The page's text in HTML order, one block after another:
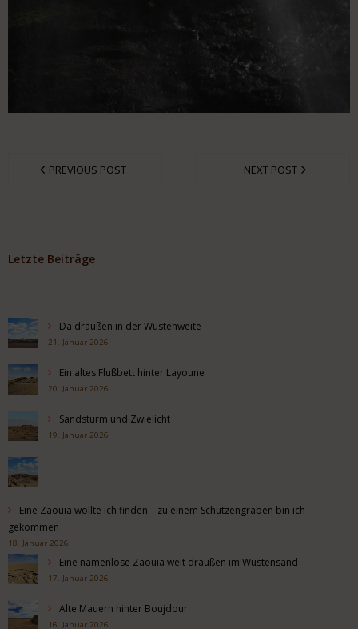
PREVIOUS POST NEXT POST
Letzte Beiträge
Da draußen in der Wüstenweite
21. Januar 2026
Ein altes Flußbett hinter Layoune
20. Januar 2026
Sandsturm und Zwielicht
19. Januar 2026
Eine Zaouia wollte ich finden – zu einem Schützengraben bin ich
gekommen
18. Januar 2026
Eine namenlose Zaouia weit draußen im Wüstensand
17. Januar 2026
Alte Mauern hinter Boujdour
16. Januar 2026